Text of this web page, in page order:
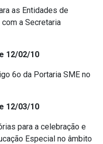
as Entidades de
a Secretaria
12/02/10
6o da Portaria SME no
12/03/10
para a celebração e
Especial no âmbito